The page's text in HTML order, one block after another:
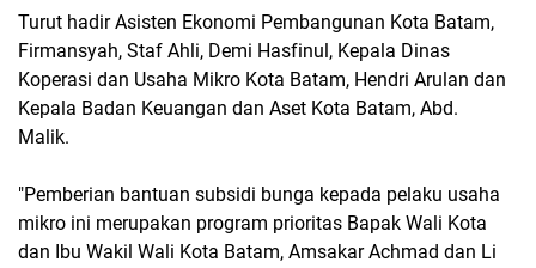
Turut hadir Asisten Ekonomi Pembangunan Kota Batam,
Firmansyah, Staf Ahli, Demi Hasfinul, Kepala Dinas
Koperasi dan Usaha Mikro Kota Batam, Hendri Arulan dan
Kepala Badan Keuangan dan Aset Kota Batam, Abd.
Malik.
"Pemberian bantuan subsidi bunga kepada pelaku usaha
mikro ini merupakan program prioritas Bapak Wali Kota
dan Ibu Wakil Wali Kota Batam, Amsakar Achmad dan Li